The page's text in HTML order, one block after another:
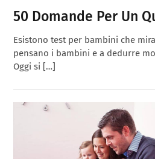
50 Domande Per Un
Esistono test per bambini che
pensano i bambini e a dedurre
Oggi si […]